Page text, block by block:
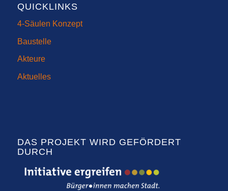
QUICKLINKS
4-Säulen Konzept
Baustelle
Akteure
Aktuelles
DAS PROJEKT WIRD GEFÖRDERT
DURCH